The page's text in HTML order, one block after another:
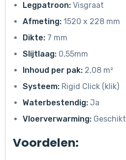
Legpatroon: Visgraat
Afmeting: 1520 x 228 mm
Dikte: 7 mm
Slijtlaag: 0,55mm
Inhoud per pak: 2,08 m²
Systeem: Rigid Click (klik)
Waterbestendig: Ja
Vloerverwarming: Geschikt
Voordelen: